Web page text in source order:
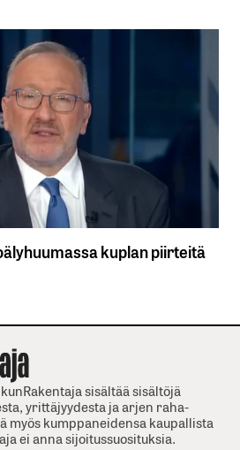
kuplan piirteitä
sisältää sisältöjä
yrittäjyydesta ja arjen raha-
myös kumppaneidensa kaupallista
ei anna sijoitussuosituksia.